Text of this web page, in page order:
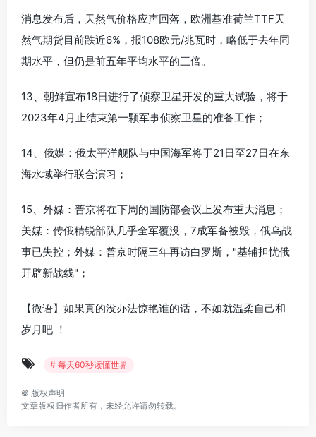
消息发布后，天然气价格应声回落，欧洲基准荷兰TTF天
然气期货目前跌近6%，报108欧元/兆瓦时，略低于去年同
期水平，但仍是前五年平均水平的三倍。
13、朝鲜宣布18日进行了侦察卫星开发的重大试验，将于
2023年4月止结束第一颗军事侦察卫星的准备工作；
14、俄媒：俄太平洋舰队与中国海军将于21日至27日在东
海水域举行联合演习；
15、外媒：普京将在下周的国防部会议上发布重大消息；
美媒：传俄精锐部队几乎全军覆没，7成军备被毁，俄乌战
事已失控；外媒：普京时隔三年再访白罗斯，"基辅担忧俄
开辟新战线"；
【微语】如果真的没办法惊艳谁的话，不如就温柔自己和
岁月吧 ！
# 每天60秒读懂世界
© 版权声明
文章版权归作者所有，未经允许请勿转载。